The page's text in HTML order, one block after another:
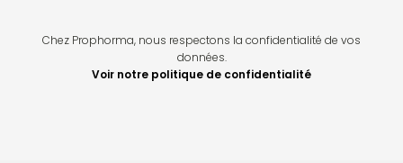
Chez Prophorma, nous respectons la confidentialité de vos
données.
Voir notre politique de confidentialité